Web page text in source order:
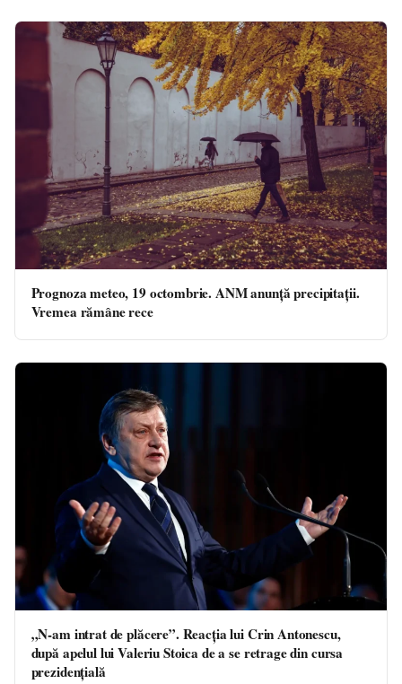
Prognoza meteo, 19 octombrie. ANM anunță precipitații.
Vremea rămâne rece
„N-am intrat de plăcere”. Reacția lui Crin Antonescu,
după apelul lui Valeriu Stoica de a se retrage din cursa
prezidențială